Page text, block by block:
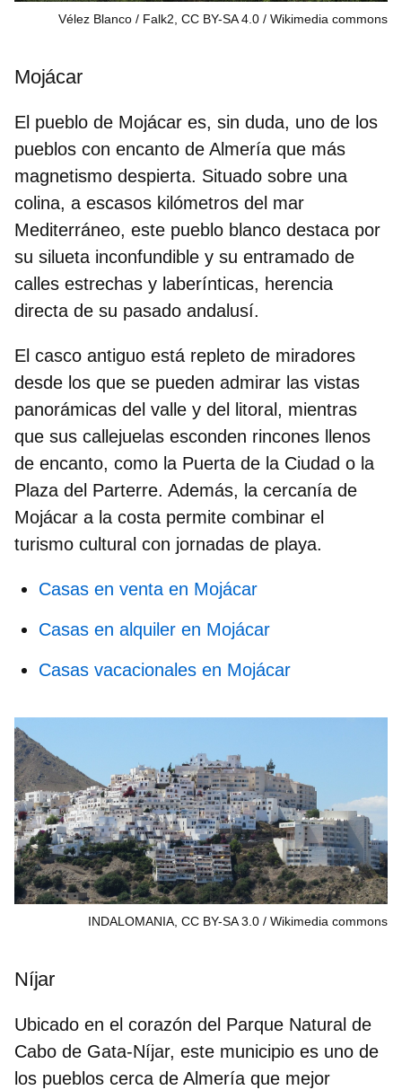
Vélez Blanco / Falk2, CC BY-SA 4.0 Wikimedia commons
Mojácar
El pueblo de Mojácar es, sin duda, uno de los
pueblos con encanto de Almería que más
magnetismo despierta. Situado sobre una
colina, a escasos kilómetros del mar
Mediterráneo, este pueblo blanco destaca por
su silueta inconfundible y su entramado de
calles estrechas y laberínticas, herencia
directa de su pasado andalusí.
El casco antiguo está repleto de miradores
desde los que se pueden admirar las vistas
panorámicas del valle y del litoral, mientras
que sus callejuelas esconden rincones llenos
de encanto, como la Puerta de la Ciudad o la
Plaza del Parterre. Además, la cercanía de
Mojácar a la costa permite combinar el
turismo cultural con jornadas de playa.
Casas en venta en Mojácar
Casas en alquiler en Mojácar
Casas vacacionales en Mojácar
INDALOMANIA, CC BY-SA 3.0 Wikimedia commons
Níjar
Ubicado en el corazón del Parque Natural de
Cabo de Gata-Níjar, este municipio es uno de
los pueblos cerca de Almería que mejor